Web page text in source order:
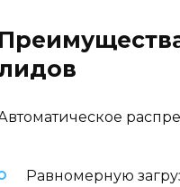
Равномерную